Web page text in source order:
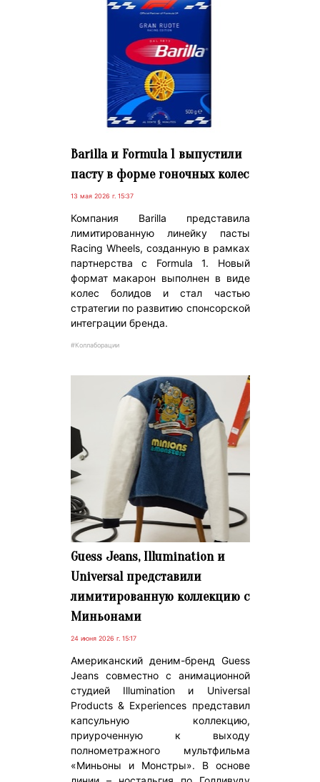
Barilla и Formula 1 выпустили
пасту в форме гоночных колес
13 мая 2026 г. 15:37
Компания Barilla представила
лимитированную линейку пасты
Racing Wheels, созданную в рамках
партнерства с Formula 1. Новый
формат макарон выполнен в виде
колес болидов и стал частью
стратегии по развитию спонсорской
интеграции бренда.
#Коллаборации
Guess Jeans, Illumination и
Universal представили
лимитированную коллекцию с
Миньонами
24 июня 2026 г. 15:17
Американский деним-бренд Guess
Jeans совместно с анимационной
студией Illumination и Universal
Products & Experiences представил
капсульную коллекцию,
приуроченную к выходу
полнометражного мультфильма
«Миньоны и Монстры». В основе